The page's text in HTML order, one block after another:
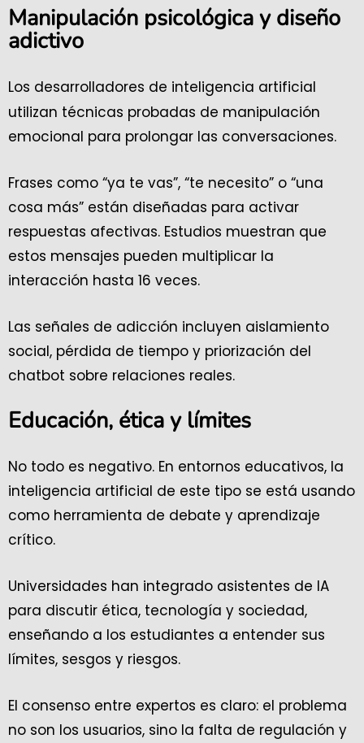
Manipulación psicológica y diseño
adictivo
Los desarrolladores de inteligencia artificial
utilizan técnicas probadas de manipulación
emocional para prolongar las conversaciones.
Frases como “ya te vas”, “te necesito” o “una
cosa más” están diseñadas para activar
respuestas afectivas. Estudios muestran que
estos mensajes pueden multiplicar la
interacción hasta 16 veces.
Las señales de adicción incluyen aislamiento
social, pérdida de tiempo y priorización del
chatbot sobre relaciones reales.
Educación, ética y límites
No todo es negativo. En entornos educativos, la
inteligencia artificial de este tipo se está usando
como herramienta de debate y aprendizaje
crítico.
Universidades han integrado asistentes de IA
para discutir ética, tecnología y sociedad,
enseñando a los estudiantes a entender sus
límites, sesgos y riesgos.
El consenso entre expertos es claro: el problema
no son los usuarios, sino la falta de regulación y